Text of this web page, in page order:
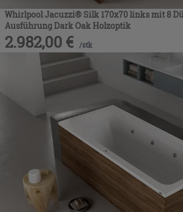
Whirlpool Jacuzzi® Silk 170x70 links mit 8
Ausführung Dark Oak Holzoptik
2.982,00 € /stk